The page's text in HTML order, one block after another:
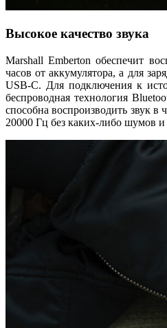
Высокое качество звука
Marshall Emberton обеспечит
часов от аккумулятора, а для
USB-C. Для подключения к
беспроводная технология
способна воспроизводить звук в
20000 Гц без каких-либо шумов